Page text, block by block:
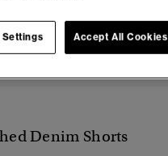
2 3 5 6 7
Denim Shorts
Accept All Cookies